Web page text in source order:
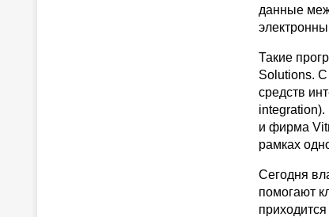
данные
Такие
Solutions.
средств
integration).
и фирма
рамках
Сегодня
помогают
приходится